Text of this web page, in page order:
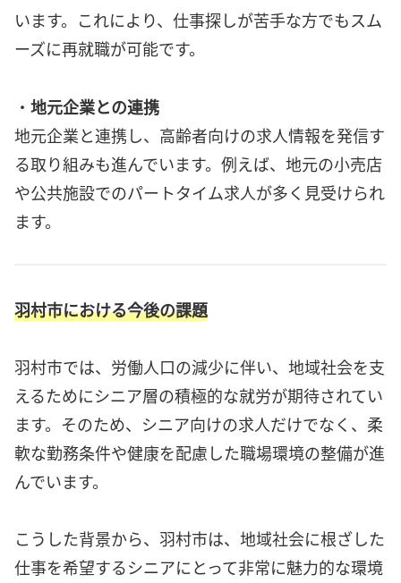
います。これにより、仕事探しが苦手な方でもスム
ーズに再就職が可能です。
・ 地元企業との連携
地元企業と連携し、高齢者向けの求人情報を発信す
る取り組みも進んでいます。例えば、地元の小売店
や公共施設でのパートタイム求人が多く見受けられ
ます。
羽村市における今後の課題
羽村市では、労働人口の減少に伴い、地域社会を支
えるためにシニア層の積極的な就労が期待されてい
ます。そのため、シニア向けの求人だけでなく、柔
軟な勤務条件や健康を配慮した職場環境の整備が進
んでいます。
こうした背景から、羽村市は、地域社会に根ざした
仕事を希望するシニアにとって非常に魅力的な環境